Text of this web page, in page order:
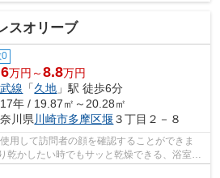
スオリーブ
0
万円～8.8万円
線 「久地 」駅 徒歩6分
年 / 19.87㎡～20.28㎡
川県 川崎市多摩区堰３丁目２－８
用して訪問者の顔を確認することができま
乾かしたい時でもサッと乾燥できる、浴室乾